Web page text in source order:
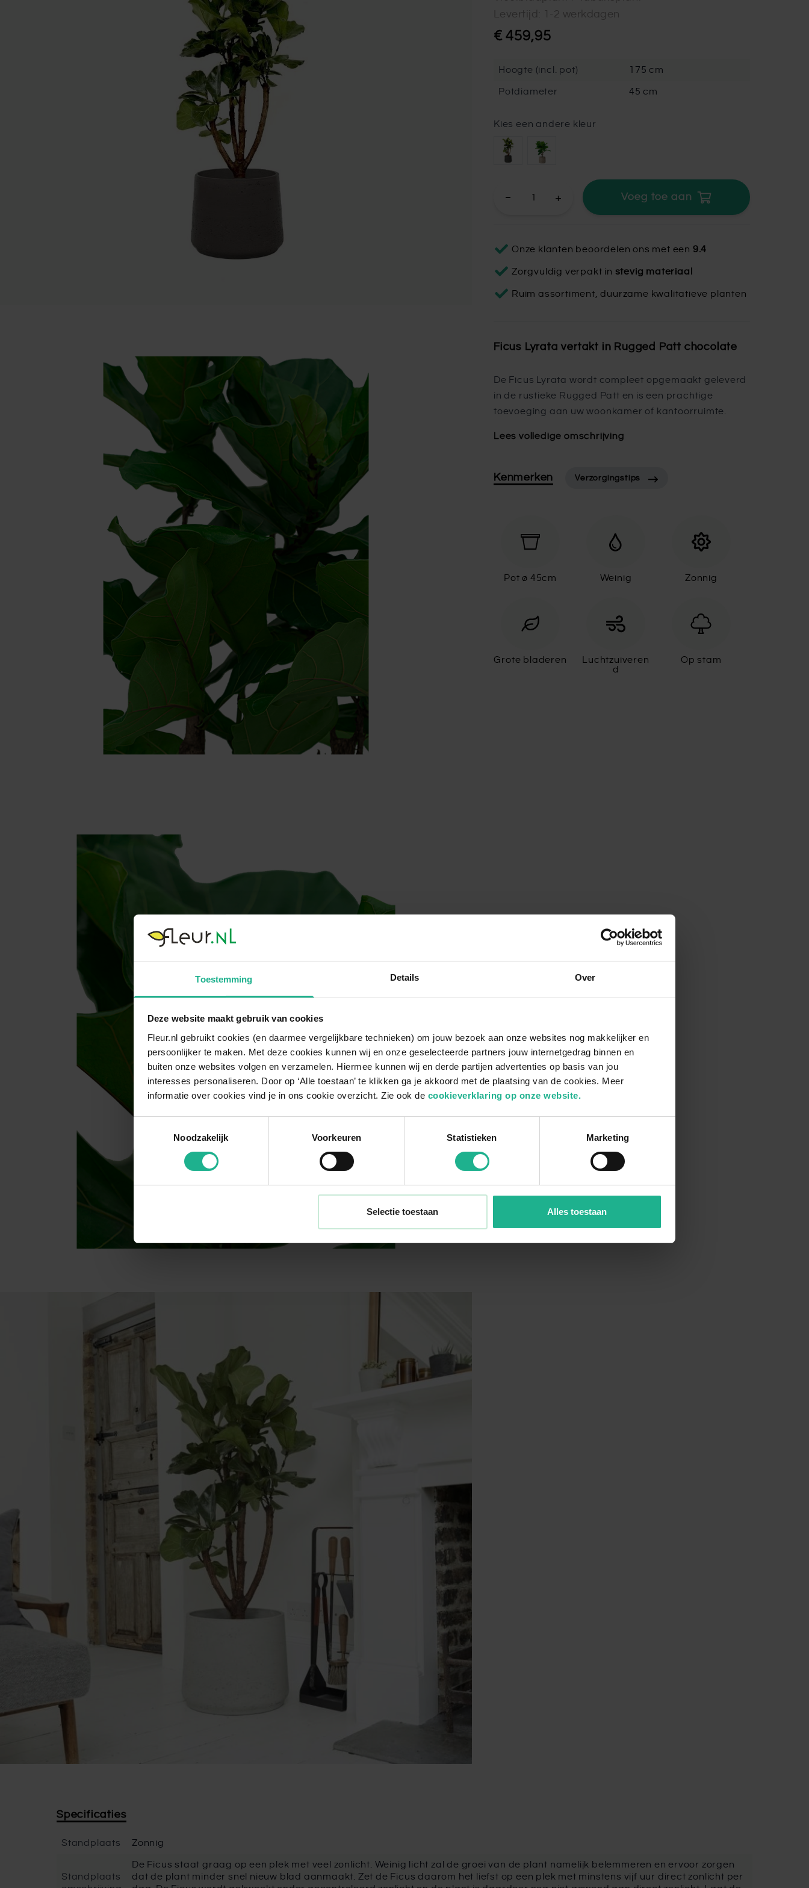
Toestemming Details Over
Deze website maakt gebruik van cookies
Fleur.nl gebruikt cookies (en daarmee vergelijkbare technieken) om jouw bezoek aan onze websites nog makkelijker en
persoonlijker te maken. Met deze cookies kunnen wij en onze geselecteerde partners jouw internetgedrag binnen en
buiten onze websites volgen en verzamelen. Hiermee kunnen wij en derde partijen advertenties op basis van jou
interesses personaliseren. Door op ‘Alle toestaan’ te klikken ga je akkoord met de plaatsing van de cookies. Meer
informatie over cookies vind je in ons cookie overzicht. Zie ook de cookieverklaring op onze website.
Noodzakelijk
Voorkeuren Statistieken Marketing
Selectie toestaan Alles toestaan
Levertijd: 1-2 werkdagen
€ 459,95
Hoogte (incl. pot) 175 cm
Potdiameter 45 cm
Kies een andere kleur
+ Voeg toe aan
Onze klanten beoordelen ons met een 9.4
Zorgvuldig verpakt in stevig materiaal
Ruim assortiment, duurzame kwalitatieve planten
Ficus Lyrata vertakt in Rugged Patt chocolate
De Ficus Lyrata wordt compleet opgemaakt geleverd
in de rustieke Rugged Patt en is een prachtige
toevoeging aan uw woonkamer of kantoorruimte.
Lees volledige omschrijving
Kenmerken Verzorgingstips
Pot ø 45cm Weinig Zonnig
Grote bladeren
Luchtzuiveren
d
Op stam
Specificaties
Standplaats Zonnig
Standplaats
De Ficus staat graag op een plek met veel zonlicht. Weinig licht zal de groei van de plant namelijk belemmeren en ervoor zorgen
dat de plant minder snel nieuw blad aanmaakt. Zet de Ficus daarom het liefst op een plek met minstens vijf uur direct zonlicht per